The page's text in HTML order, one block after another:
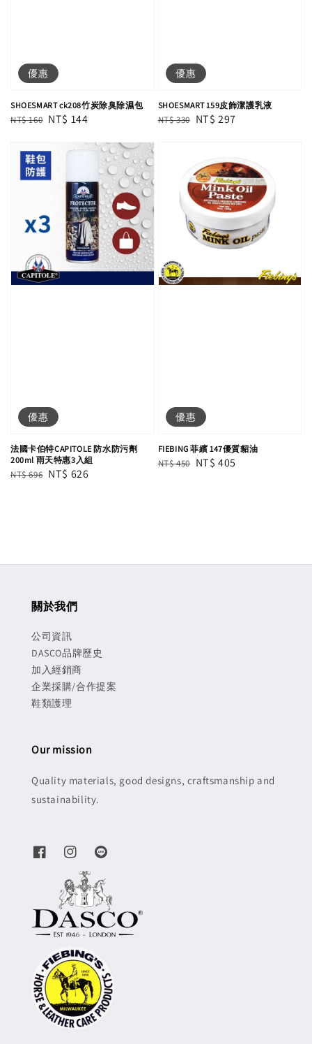
優惠
SHOESMART ck208竹炭除臭除濕包
Regular
NT$ 160 Sale
NT$ 144
優惠
SHOESMART 159皮飾潔護乳液
Regular
NT$ 330 Sale
NT$ 297
優惠
法國卡伯特CAPITOLE 防水防污劑
200ml 雨天特惠3入組
Regular
NT$ 696 Sale
NT$ 626
優惠
FIEBING 菲繽 147優質貂油
Regular
NT$ 450 Sale
NT$ 405
關於我們
公司資訊
DASCO品牌歷史
加入經銷商
企業採購/合作提案
鞋類護理
Our mission
Quality materials, good designs, craftsmanship and
sustainability.